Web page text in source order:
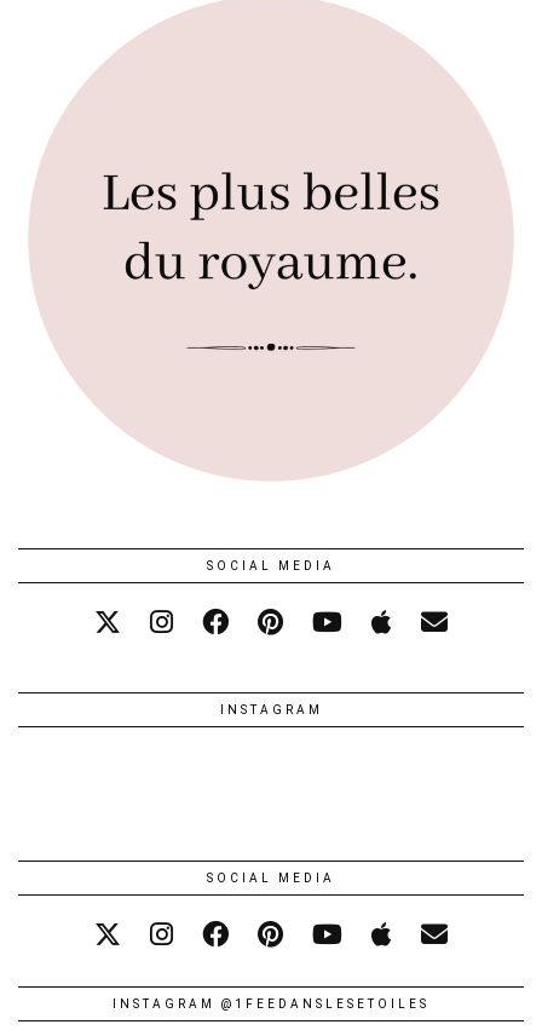
SOCIAL MEDIA
INSTAGRAM
SOCIAL MEDIA
INSTAGRAM @1FEEDANSLESETOILES